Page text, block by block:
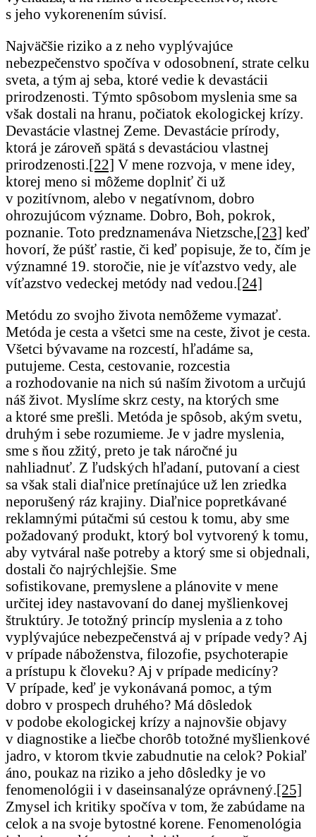
s jeho vykorenením súvisí.
Najväčšie riziko a z neho vyplývajúce
nebezpečenstvo spočíva v odosobnení, strate celku
sveta, a tým aj seba, ktoré vedie k devastácii
prirodzenosti. Týmto spôsobom myslenia sme sa
však dostali na hranu, počiatok ekologickej krízy.
Devastácie vlastnej Zeme. Devastácie prírody,
ktorá je zároveň spätá s devastáciou vlastnej
prirodzenosti.[22] V mene rozvoja, v mene idey,
ktorej meno si môžeme doplniť či už
v pozitívnom, alebo v negatívnom, dobro
ohrozujúcom význame. Dobro, Boh, pokrok,
poznanie. Toto predznamenáva Nietzsche,[23] keď
hovorí, že púšť rastie, či keď popisuje, že to, čím je
významné 19. storočie, nie je víťazstvo vedy, ale
víťazstvo vedeckej metódy nad vedou.[24]
Metódu zo svojho života nemôžeme vymazať.
Metóda je cesta a všetci sme na ceste, život je cesta.
Všetci bývavame na rozcestí, hľadáme sa,
putujeme. Cesta, cestovanie, rozcestia
a rozhodovanie na nich sú naším životom a určujú
náš život. Myslíme skrz cesty, na ktorých sme
a ktoré sme prešli. Metóda je spôsob, akým svetu,
druhým i sebe rozumieme. Je v jadre myslenia,
sme s ňou zžitý, preto je tak náročné ju
nahliadnuť. Z ľudských hľadaní, putovaní a ciest
sa však stali diaľnice pretínajúce už len zriedka
neporušený ráz krajiny. Diaľnice popretkávané
reklamnými pútačmi sú cestou k tomu, aby sme
požadovaný produkt, ktorý bol vytvorený k tomu,
aby vytváral naše potreby a ktorý sme si objednali,
dostali čo najrýchlejšie. Sme
sofistikovane, premyslene a plánovite v mene
určitej idey nastavovaní do danej myšlienkovej
štruktúry. Je totožný princíp myslenia a z toho
vyplývajúce nebezpečenstvá aj v prípade vedy? Aj
v prípade náboženstva, filozofie, psychoterapie
a prístupu k človeku? Aj v prípade medicíny?
V prípade, keď je vykonávaná pomoc, a tým
dobro v prospech druhého? Má dôsledok
v podobe ekologickej krízy a najnovšie objavy
v diagnostike a liečbe chorôb totožné myšlienkové
jadro, v ktorom tkvie zabudnutie na celok? Pokiaľ
áno, poukaz na riziko a jeho dôsledky je vo
fenomenológii i v daseinsanalýze oprávnený.[25]
Zmysel ich kritiky spočíva v tom, že zabúdame na
celok a na svoje bytostné korene. Fenomenológia